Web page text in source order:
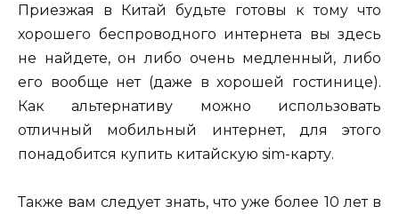
Приезжая в Китай будьте готовы к тому что
хорошего беспроводного интернета вы здесь
не найдете, он либо очень медленный, либо
его вообще нет (даже в хорошей гостинице).
Как альтернативу можно использовать
отличный мобильный интернет, для этого
понадобится купить китайскую sim-карту.
Также вам следует знать, что уже более 10 лет в